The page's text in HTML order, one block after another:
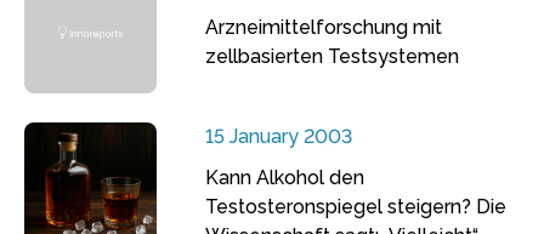
Arzneimittelforschung mit
zellbasierten Testsystemen
15 January 2003
Kann Alkohol den
Testosteronspiegel steigern? Die